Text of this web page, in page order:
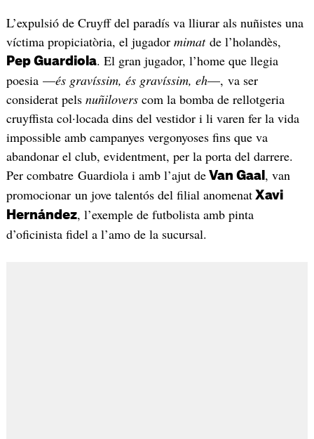
L’expulsió de Cruyff del paradís va lliurar als nuñistes una
víctima propiciatòria, el jugador mimatde l’holandès,
Pep Guardiola. El gran jugador, l’home que llegia
poesia —és gravíssim, és gravíssim, eh—, va ser
considerat pels nuñiloverscom la bomba de rellotgeria
cruyffista col·locada dins del vestidor i li varen fer la vida
impossible amb campanyes vergonyoses fins que va
abandonar el club, evidentment, per la porta del darrere.
Per combatre Guardiola i amb l’ajut deVan Gaal , van
promocionar un jove talentós del filial anomenatXavi
Hernández, l’exemple de futbolista amb pinta
d’oficinista fidel a l’amo de la sucursal.